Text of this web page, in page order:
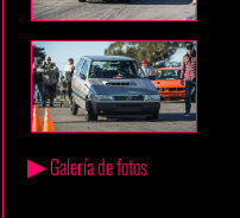
▶Galería de fotos